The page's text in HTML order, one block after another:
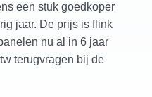
een stuk goedkoper
jaar. De prijs is flink
nu al in 6 jaar
terugvragen bij de